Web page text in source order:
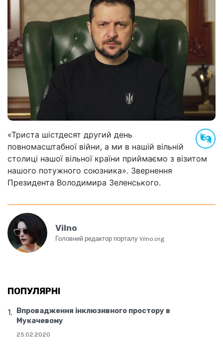
«Триста шістдесят другий день
повномасштабної війни, а ми в нашій вільній
столиці нашої вільної країни приймаємо з візитом
нашого потужного союзника». Звернення
Президента Володимира Зеленського.
Vilno
Головний редактор порталу Vilno.org
ПОПУЛЯРНІ
Впровадження інклюзивного простору в
Мукачевому
25.02.2020